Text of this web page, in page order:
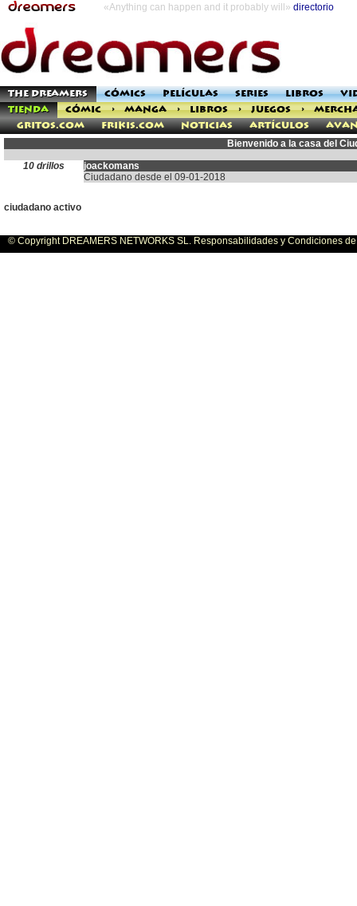
«Anything can happen and it probably will» directorio
THE DREAMERS CÓMICS PELÍCULAS SERIES LIBROS
TIENDA
CÓMIC > MANGA > LIBROS > JUEGOS >
Gritos.com
Frikis.com Noticias Artículos
Bienvenido a la casa del
10 drillos
joackomans
Ciudadano desde el 09-01-2018
ciudadano activo
© Copyright DREAMERS NETWORKS SL. Responsabilidades y Condiciones